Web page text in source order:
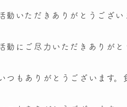
動いただきありがとうござい
動にご尽力いただきありがと
つもありがとうございます。